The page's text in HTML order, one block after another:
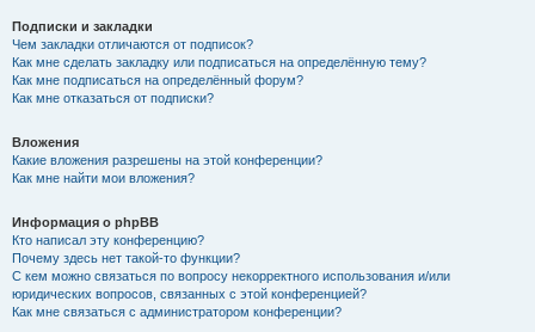
Подписки и закладки
Чем закладки отличаются от подписок?
Как мне сделать закладку или подписаться на определённую тему?
Как мне подписаться на определённый форум?
Как мне отказаться от подписки?
Вложения
Какие вложения разрешены на этой конференции?
Как мне найти мои вложения?
Информация о phpBB
Кто написал эту конференцию?
Почему здесь нет такой-то функции?
С кем можно связаться по вопросу некорректного использования и/или
юридических вопросов, связанных с этой конференцией?
Как мне связаться с администратором конференции?